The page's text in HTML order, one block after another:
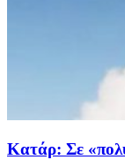
Κατάρ: Σε